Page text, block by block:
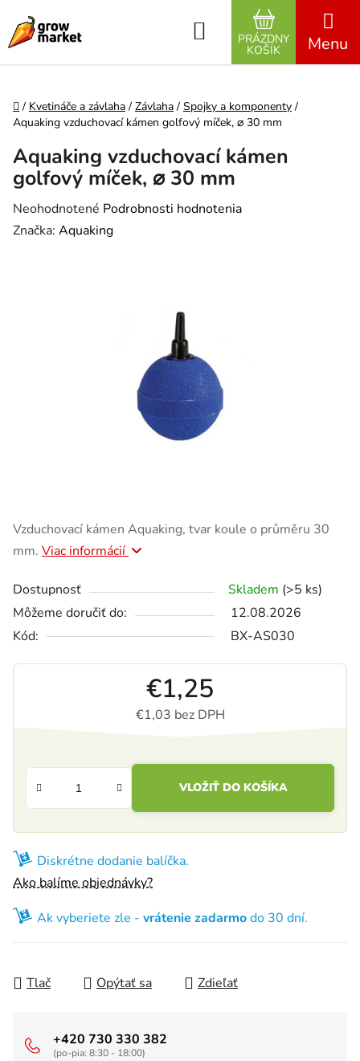
Hľadať
NÁKUPNÝ
PRÁZDNY
KOŠÍK
Domov
/ Kvetináče a závlaha / Závlaha / Spojky a komponenty /
Aquaking vzduchovací kámen golfový míček, ⌀ 30 mm
Vzduchovací kámen Aquaking, tvar koule o průměru 30
mm. Viac informácií
Dostupnosť Skladem (>5 ks)
Môžeme doručiť do:
12.08.2026
Kód:
BX-AS030
€1,25
€1,03 bez DPH
VLOŽIŤ DO KOŠÍKA
Diskrétne dodanie balíčka.
Ako balíme objednávky?
Ak vyberiete zle - vrátenie zadarmodo 30 dní.
Tlač Opýtať sa Zdieľať
+420 730 330 382
(po-pia: 8:30 - 18:00)
Aquaking vzduchovací kámen
golfový míček, ⌀ 30 mm
Priemerné hodnotenie produktu je 0,0 z 5 hviezdičiek.
Neohodnotené Podrobnosti hodnotenia
Značka: Aquaking